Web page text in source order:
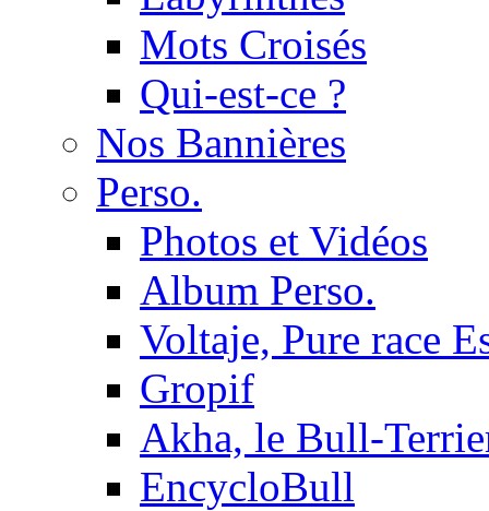
Mots Croisés
Qui-est-ce ?
Nos Bannières
Perso.
Photos et Vidéos
Album Perso.
Voltaje, Pure race
Gropif
Akha, le Bull-
EncycloBull